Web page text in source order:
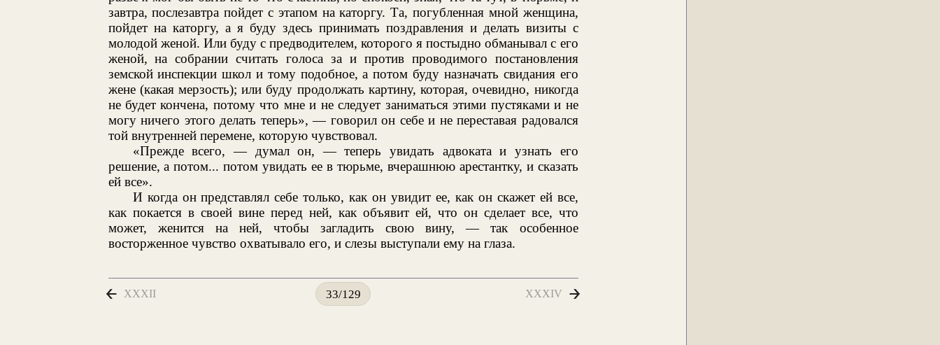
завтра, послезавтра пойдет с этапом на каторгу. Та, погубленная мной женщина,
пойдет на каторгу, а я буду здесь принимать поздравления и делать визиты с
молодой женой. Или буду с предводителем, которого я постыдно обманывал с его
женой, на собрании считать голоса за и против проводимого постановления
земской инспекции школ и тому подобное, а потом буду назначать свидания его
жене (какая мерзость); или буду продолжать картину, которая, очевидно, никогда
не будет кончена, потому что мне и не следует заниматься этими пустяками и не
могу ничего этого делать теперь», — говорил он себе и не переставая радовался
той внутренней перемене, которую чувствовал.
«Прежде всего, — думал он, — теперь увидать адвоката и узнать его
решение, а потом... потом увидать ее в тюрьме, вчерашнюю арестантку, и сказать
ей все».
И когда он представлял себе только, как он увидит ее, как он скажет ей все,
как покается в своей вине перед ней, как объявит ей, что он сделает все, что
может, женится на ней, чтобы загладить свою вину, — так особенное
восторженное чувство охватывало его, и слезы выступали ему на глаза.
XXXII 33/129 XXXIV